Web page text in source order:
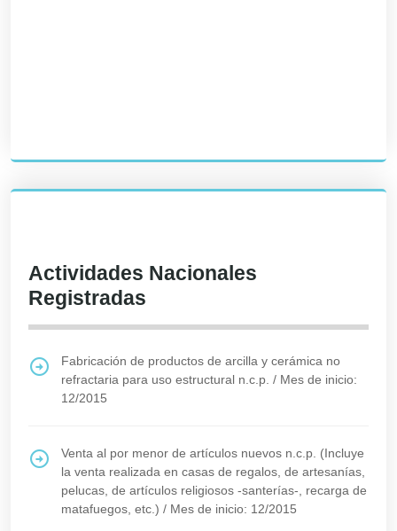
Actividades Nacionales
Registradas
Fabricación de productos de arcilla y cerámica no
refractaria para uso estructural n.c.p. / Mes de inicio:
12/2015
Venta al por menor de artículos nuevos n.c.p. (Incluye
la venta realizada en casas de regalos, de artesanías,
pelucas, de artículos religiosos -santerías-, recarga de
matafuegos, etc.) / Mes de inicio: 12/2015